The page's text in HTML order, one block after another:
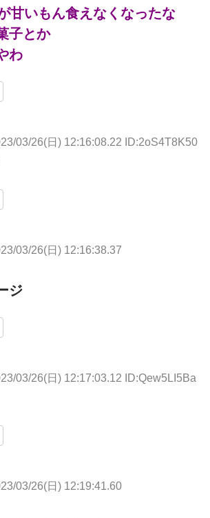
甘いもん食えなくなったな
子とか
わ
03/26(日) 12:16:08.22 ID:2oS4T8K50
03/26(日) 12:16:38.37
ジ
03/26(日) 12:17:03.12 ID:Qew5LI5Ba
03/26(日) 12:19:41.60